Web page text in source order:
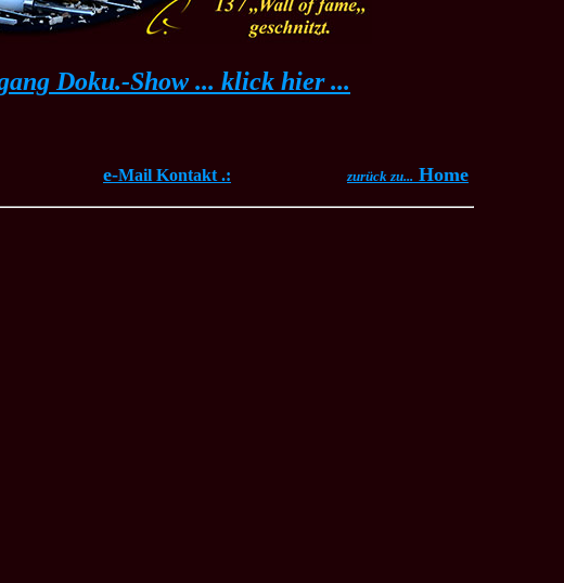
Doku.-Show ... klick hier ...
e-Mail Kontakt .: zurück zu... Home